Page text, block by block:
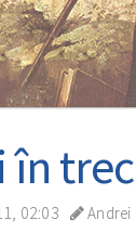
în
02:03 Andrei